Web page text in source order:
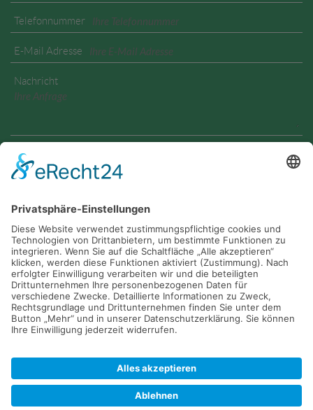
Telefonnummer
E-Mail Adresse
Nachricht
Geben Sie den angezeigten Text ein
Ja, ich habe dieDatenschutzerklärung
genommen und bin damit einverstanden, dass die von mir
angegebenen Daten elektronisch erhoben und gespeichert
werden. Meine Daten werden dabei nur streng
zweckgebunden zur Bearbeitung und Beantwortung meiner
Anfrage genutzt.
Bestätigung Datenschutzhinweis